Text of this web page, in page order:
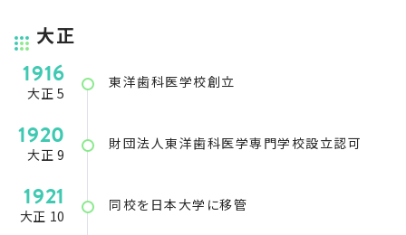
大正
1916
大正 5
東洋歯科医学校創立
1920
大正 9
財団法人東洋歯科医学専門学校設立認可
1921
大正 10
同校を日本大学に移管